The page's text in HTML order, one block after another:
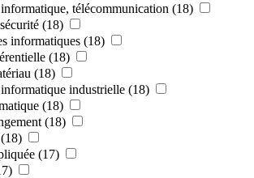
télécommunication (18)
(18)
informatiques (18)
(18)
(18)
industrielle (18)
(18)
(18)
(18)
(17)